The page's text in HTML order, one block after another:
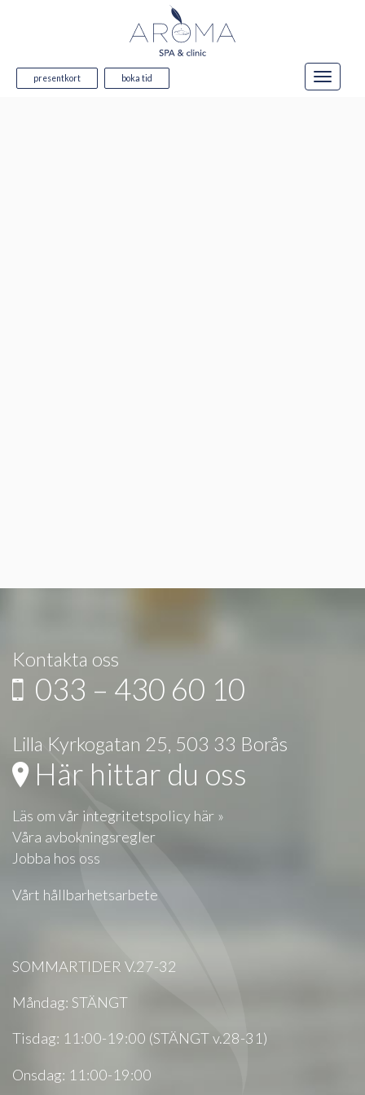
presentkort boka tid
Kontakta oss
033 – 430 60 10
Lilla Kyrkogatan 25, 503 33 Borås
Här hittar du oss
Läs om vår integritetspolicy här »
Våra avbokningsregler
Jobba hos oss
Vårt hållbarhetsarbete
SOMMARTIDER V.27-32
Måndag: STÄNGT
Tisdag: 11:00-19:00 (STÄNGT v.28-31)
Onsdag: 11:00-19:00